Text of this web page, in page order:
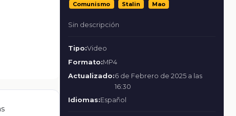
Comunismo Stalin Mao
Sin descripción
Tipo:Video
Formato:MP4
Actualizado:6 de Febrero de 2025 a las
16:30
Idiomas:Español